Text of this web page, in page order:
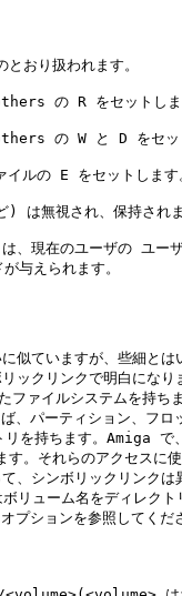
おり扱われます。
の R をセットしま
の W と D をセッ
ルの E をセットします
は無視され、保持され
は、現在のユーザの ユー
与えられます。
ていますが、些細とは
ックリンクで明白になり
ァイルシステムを持ち
、パーティション、フロ
を持ちます。Amiga で
。それらのアクセスに
、シンボリックリンクは
リューム名をディレクト
ョンを参照してくだ